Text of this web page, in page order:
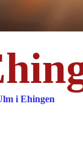
i Ehingen